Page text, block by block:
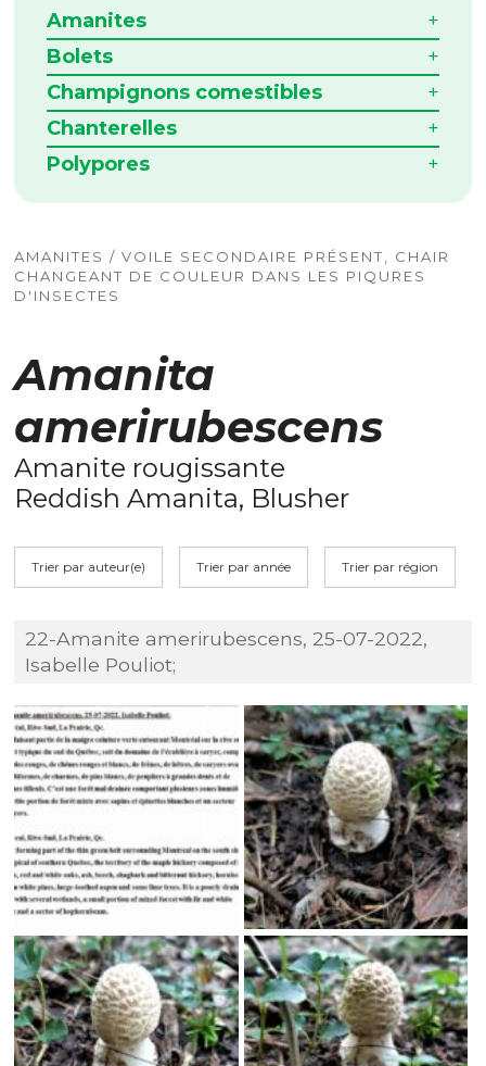
Amanites
Bolets
Champignons comestibles
Chanterelles
Polypores
AMANITES / VOILE SECONDAIRE PRÉSENT, CHAIR
CHANGEANT DE COULEUR DANS LES PIQURES
D'INSECTES
Amanita
amerirubescens
Amanite rougissante
Reddish Amanita, Blusher
Trier par auteur(e) Trier par année Trier par région
22-Amanite amerirubescens, 25-07-2022,
Isabelle Pouliot;